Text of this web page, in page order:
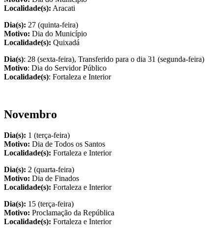
Localidade(s): Aracati
Dia(s): 27 (quinta-feira)
Motivo: Dia do Município
Localidade(s): Quixadá
Dia(s): 28 (sexta-feira), Transferido para o dia 31 (segunda-feira)
Motivo: Dia do Servidor Público
Localidade(s): Fortaleza e Interior
Novembro
Dia(s): 1 (terça-feira)
Motivo: Dia de Todos os Santos
Localidade(s): Fortaleza e Interior
Dia(s): 2 (quarta-feira)
Motivo: Dia de Finados
Localidade(s): Fortaleza e Interior
Dia(s): 15 (terça-feira)
Motivo: Proclamação da República
Localidade(s): Fortaleza e Interior